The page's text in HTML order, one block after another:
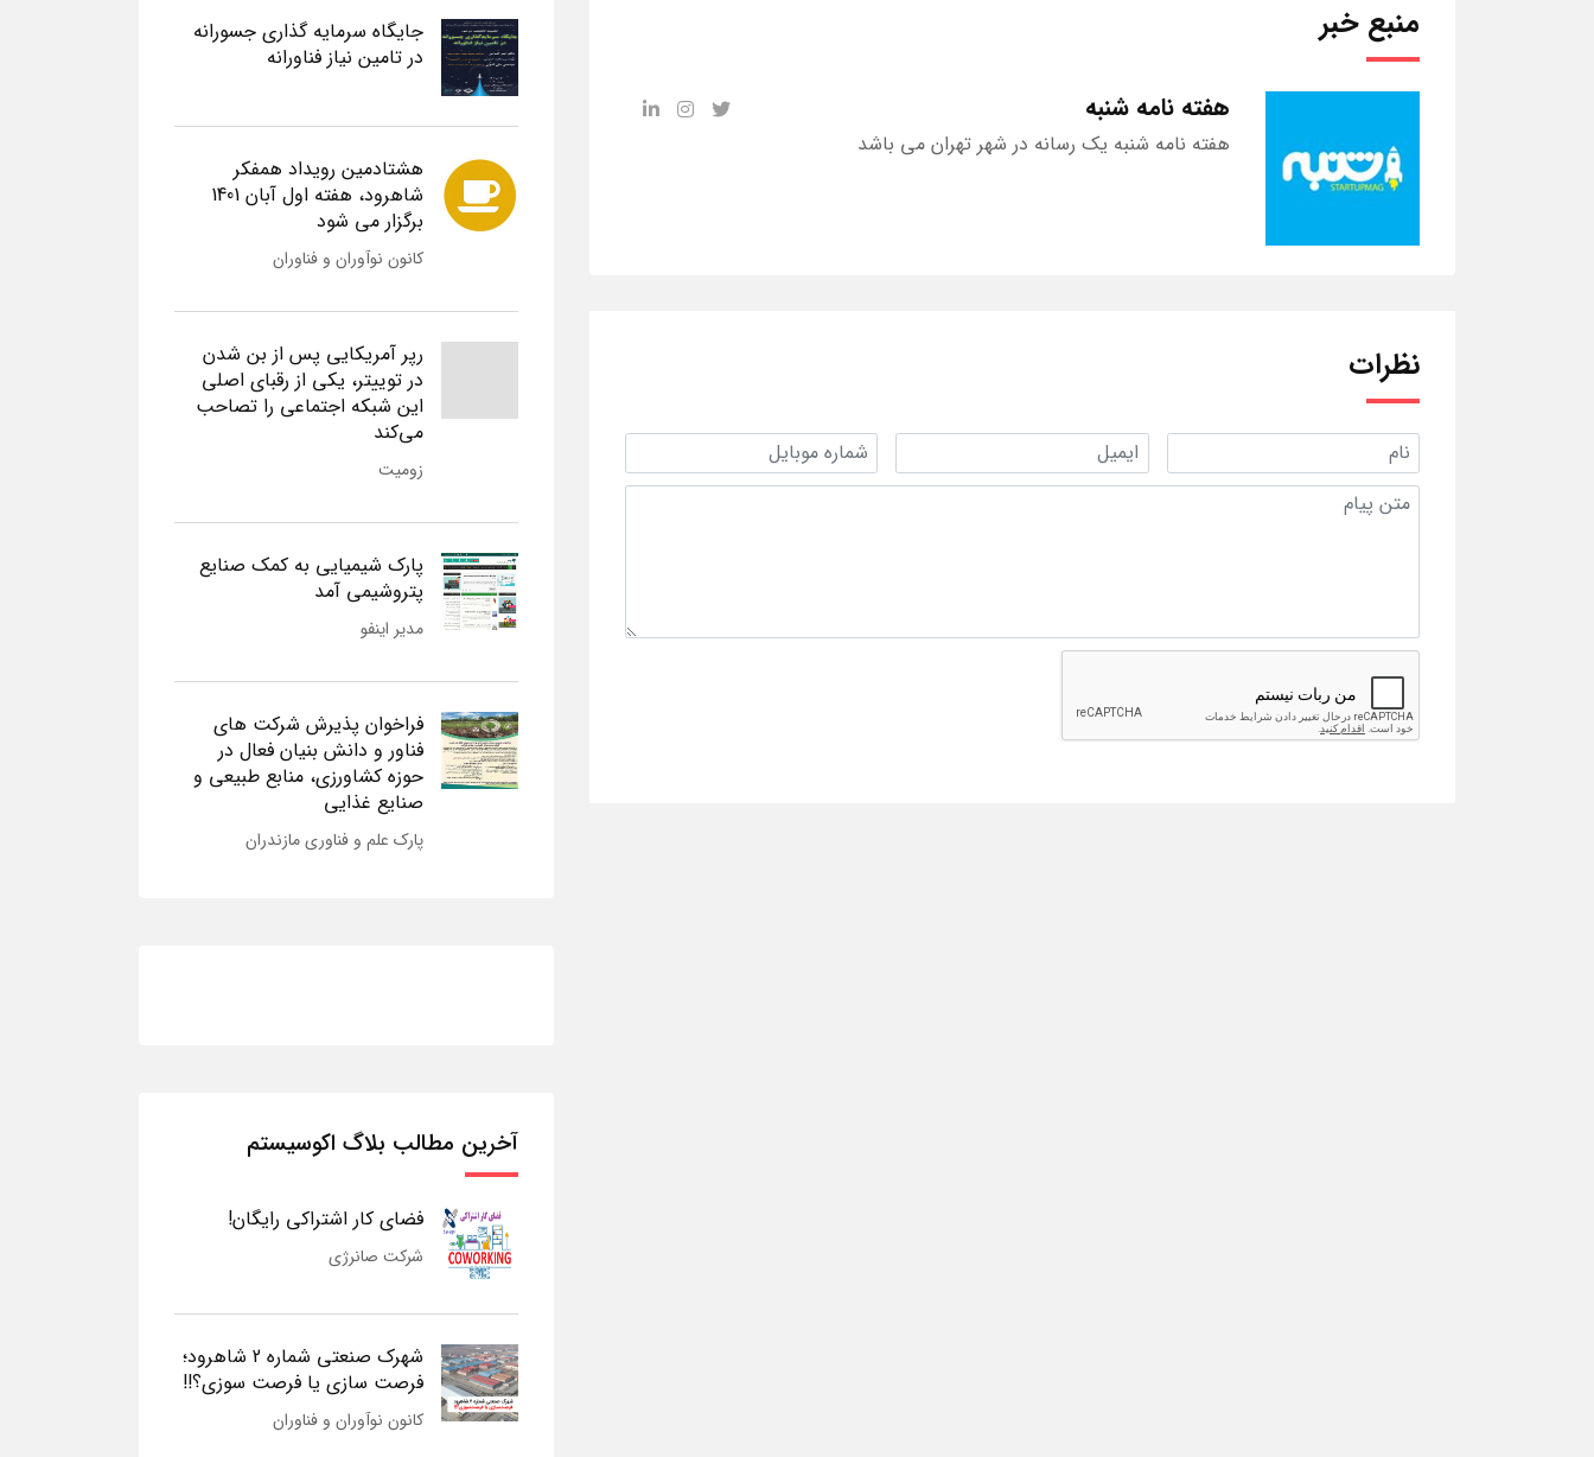
منبع خبر
هفته نامه شنبه
هفته نامه شنبه یک رسانه در شهر تهران می باشد
نظرات
جایگاه سرمایه گذاری جسورانه
در تامین نیاز فناورانه
هشتادمین رویداد همفکر
شاهرود، هفته اول آبان 1401
برگزار می شود
کانون نوآوران و فناوران
رپر آمریکایی پس از بن شدن
در توییتر، یکی از رقبای اصلی
این شبکه اجتماعی را تصاحب
می‌کند
زومیت
پارک شیمیایی به کمک صنایع
پتروشیمی آمد
مدیر اینفو
فراخوان پذیرش شرکت های
فناور و دانش بنیان فعال در
حوزه کشاورزی، منابع طبیعی و
صنایع غذایی
پارک علم و فناوری مازندران
آخرین مطالب بلاگ اکوسیستم
فضای کار اشتراکی رایگان!
شرکت صانرژی
شهرک صنعتی شماره 2 شاهرود؛
فرصت سازی یا فرصت سوزی؟!!
کانون نوآوران و فناوران